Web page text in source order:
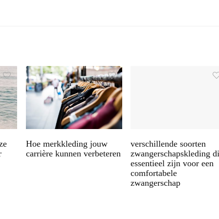
Hoe merkkleding jouw
carrière kunnen verbeteren
verschillende soorten
zwangerschapskleding
essentieel zijn voor een
comfortabele
zwangerschap